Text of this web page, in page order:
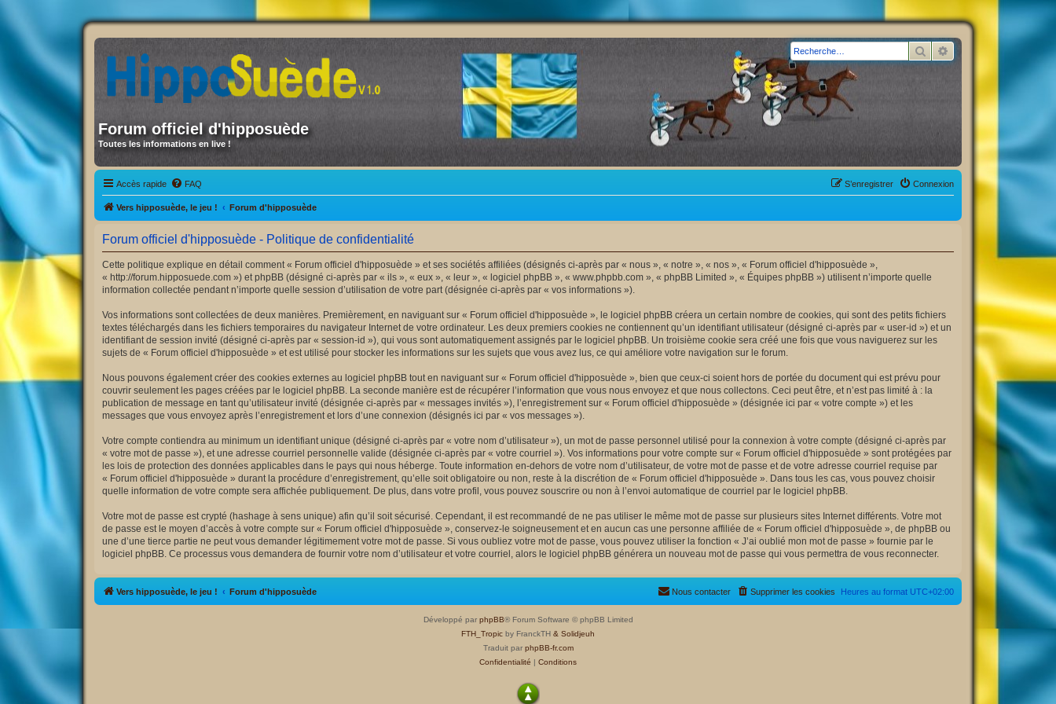
Forum officiel d'hipposuède
Toutes les informations en live !
Rechercher
Accès rapide FAQ Connexion
S’enregistrer
Vers hipposuède, le jeu ! Forum d'hipposuède
Forum officiel d'hipposuède - Politique de confidentialité
Cette politique explique en détail comment « Forum officiel d'hipposuède » et ses sociétés affiliées (désignés ci-après par « nous », « notre », « nos », « Forum officiel d'hipposuède »,
« http://forum.hipposuede.com ») et phpBB (désigné ci-après par « ils », « eux », « leur », « logiciel phpBB », « www.phpbb.com », « phpBB Limited », « Équipes phpBB ») utilisent n’importe quelle
information collectée pendant n’importe quelle session d’utilisation de votre part (désignée ci-après par « vos informations »).
Vos informations sont collectées de deux manières. Premièrement, en naviguant sur « Forum officiel d'hipposuède », le logiciel phpBB créera un certain nombre de cookies, qui sont des petits fichiers
textes téléchargés dans les fichiers temporaires du navigateur Internet de votre ordinateur. Les deux premiers cookies ne contiennent qu’un identifiant utilisateur (désigné ci-après par « user-id ») et un
identifiant de session invité (désigné ci-après par « session-id »), qui vous sont automatiquement assignés par le logiciel phpBB. Un troisième cookie sera créé une fois que vous naviguerez sur les
sujets de « Forum officiel d'hipposuède » et est utilisé pour stocker les informations sur les sujets que vous avez lus, ce qui améliore votre navigation sur le forum.
Nous pouvons également créer des cookies externes au logiciel phpBB tout en naviguant sur « Forum officiel d'hipposuède », bien que ceux-ci soient hors de portée du document qui est prévu pour
couvrir seulement les pages créées par le logiciel phpBB. La seconde manière est de récupérer l’information que vous nous envoyez et que nous collectons. Ceci peut être, et n’est pas limité à : la
publication de message en tant qu’utilisateur invité (désignée ci-après par « messages invités »), l’enregistrement sur « Forum officiel d'hipposuède » (désignée ici par « votre compte ») et les
messages que vous envoyez après l’enregistrement et lors d’une connexion (désignés ici par « vos messages »).
Votre compte contiendra au minimum un identifiant unique (désigné ci-après par « votre nom d’utilisateur »), un mot de passe personnel utilisé pour la connexion à votre compte (désigné ci-après par
« votre mot de passe »), et une adresse courriel personnelle valide (désignée ci-après par « votre courriel »). Vos informations pour votre compte sur « Forum officiel d'hipposuède » sont protégées par
les lois de protection des données applicables dans le pays qui nous héberge. Toute information en-dehors de votre nom d’utilisateur, de votre mot de passe et de votre adresse courriel requise par
« Forum officiel d'hipposuède » durant la procédure d’enregistrement, qu’elle soit obligatoire ou non, reste à la discrétion de « Forum officiel d'hipposuède ». Dans tous les cas, vous pouvez choisir
quelle information de votre compte sera affichée publiquement. De plus, dans votre profil, vous pouvez souscrire ou non à l’envoi automatique de courriel par le logiciel phpBB.
Votre mot de passe est crypté (hashage à sens unique) afin qu’il soit sécurisé. Cependant, il est recommandé de ne pas utiliser le même mot de passe sur plusieurs sites Internet différents. Votre mot
de passe est le moyen d’accès à votre compte sur « Forum officiel d'hipposuède », conservez-le soigneusement et en aucun cas une personne affiliée de « Forum officiel d'hipposuède », de phpBB ou
une d’une tierce partie ne peut vous demander légitimement votre mot de passe. Si vous oubliez votre mot de passe, vous pouvez utiliser la fonction « J’ai oublié mon mot de passe » fournie par le
logiciel phpBB. Ce processus vous demandera de fournir votre nom d’utilisateur et votre courriel, alors le logiciel phpBB générera un nouveau mot de passe qui vous permettra de vous reconnecter.
Vers hipposuède, le jeu ! Forum d'hipposuède Heures au format UTC+02:00
Supprimer les cookies
Nous contacter
Développé par phpBB® Forum Software © phpBB Limited
FTH_Tropic by FranckTH & Solidjeuh
Traduit par phpBB-fr.com
Confidentialité | Conditions